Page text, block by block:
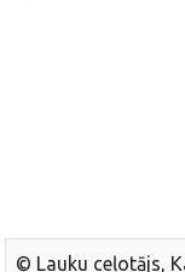
© Lauku ceļotājs,